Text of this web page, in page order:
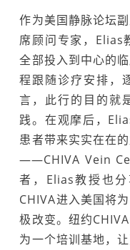
作为美国静脉论坛
席顾问专家，Elias
全部投入到中心的
程跟随诊疗安排，
言，此行的目的就
践。在观摩后，
患者带来实实在在
——CHIVA Vein
者，Elias教授也
CHIVA进入美国将
极改变。纽约
为一个培训基地，